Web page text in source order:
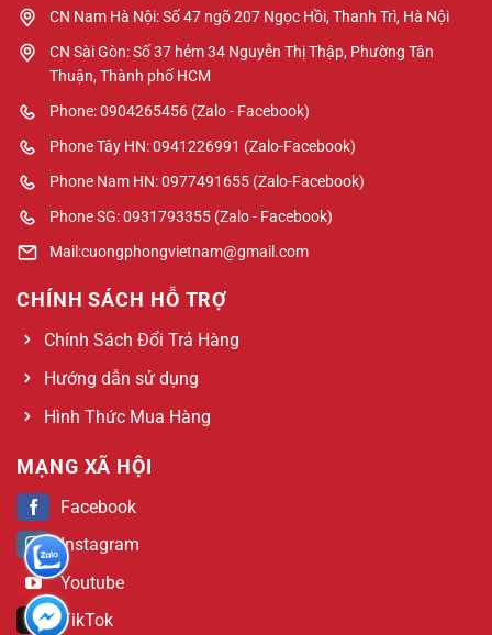
CN Nam Hà Nội: Số 47 ngõ 207 Ngọc Hồi, Thanh Trì, Hà Nội
CN Sài Gòn: Số 37 hẻm 34 Nguyễn Thị Thập, Phường Tân
Thuận, Thành phố HCM
Phone: 0904265456 (Zalo - Facebook)
Phone Tây HN: 0941226991 (Zalo-Facebook)
Phone Nam HN: 0977491655 (Zalo-Facebook)
Phone SG: 0931793355 (Zalo - Facebook)
Mail:cuongphongvietnam@gmail.com
CHÍNH SÁCH HỖ TRỢ
Chính Sách Đổi Trả Hàng
Hướng dẫn sử dụng
Hình Thức Mua Hàng
MẠNG XÃ HỘI
Facebook
Instagram
Youtube
TikTok